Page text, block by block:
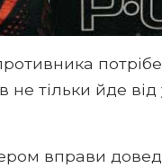
не тільки йде
вправи